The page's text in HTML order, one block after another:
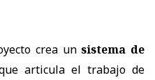
crea unsistema de
articula el trabajo de